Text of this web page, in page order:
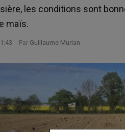
les conditions sont
maïs.
- Par Guillaume Murian